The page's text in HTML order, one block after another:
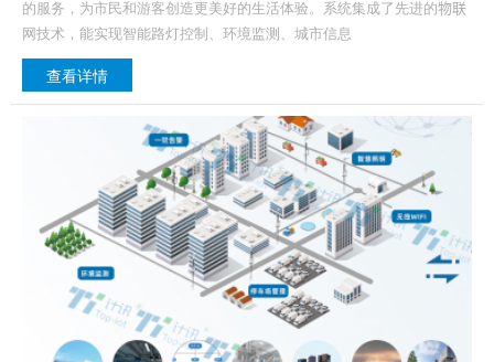
的服务，为市民和游客创造更美好的生活体验。系统集成了先进的物联
网技术，能实现智能路灯控制、环境监测、城市信息
查看详情